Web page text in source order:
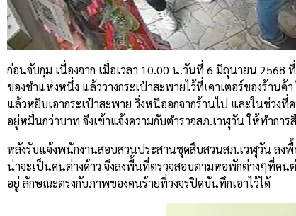
ก่อนจับกุม เนื่องจาก เมื่อเวลา 10.00 น.วันที่ 6 มิถุนายน 2568
ของชำแห่งหนึ่ง แล้ววางกระเป๋าสะพายไว้ที่เคาเตอร์ของร้านค้
แล้วหยิบเอากระเป๋าสะพาย วิ่งหนีออกจากร้านไป และในช่วงที่
อยู่หมื่นกว่าบาท จึงเข้าแจ้งความกับตำรวจสภ.เวฬุวัน ให้ทำกา
หลังรับแจ้งพนักงานสอบสวนประสานชุดสืบสวนสภ.เวฬุวัน ลง
น่าจะเป็นคนต่างด้าว จึงลงพื้นที่ตรวจสอบตามหอพักต่างๆที่คน
อยู่ ลักษณะตรงกับภาพของคนร้ายที่วงจรปิดบันทึกเอาไว้ได้